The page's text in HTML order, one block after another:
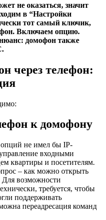
не оказаться, значит
в “Настройки
тот самый ключик,
Включаем опцию.
домофон также
через телефон:
к домофону
не имел бы IP-
входными
квартиры и посетителям.
– как можно открыть
возможности
требуется, чтобы
поддерживать
переадресация команд